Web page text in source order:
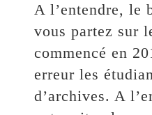
A l’entendre, le
vous partez sur
commencé en
erreur les
d’archives. A